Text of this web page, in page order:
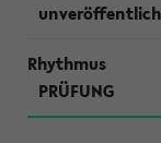
PRÜFUNG